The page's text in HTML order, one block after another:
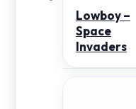
Lowboy –
Space
Invaders